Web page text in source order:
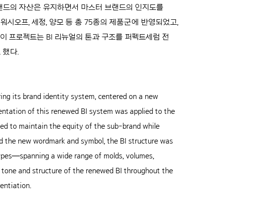
의 자산은 유지하면서 마스터 브랜드의 인지도를
시오프, 세정, 양모 등 총 75종의 제품군에 반영되었고,
프로젝트는 BI 리뉴얼의 톤과 구조를 퍼펙트세럼 전
했다.
its brand identity system, centered on a new
of this renewed BI system was applied to the
to maintain the equity of the sub-brand while
new wordmark and symbol, the BI structure was
a wide range of molds, volumes,
and structure of the renewed BI throughout the